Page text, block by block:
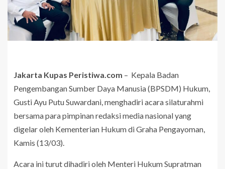
Jakarta Kupas Peristiwa.com – Kepala Badan
Pengembangan Sumber Daya Manusia (BPSDM) Hukum,
Gusti Ayu Putu Suwardani, menghadiri acara silaturahmi
bersama para pimpinan redaksi media nasional yang
digelar oleh Kementerian Hukum di Graha Pengayoman,
Kamis (13/03).
Acara ini turut dihadiri oleh Menteri Hukum Supratman